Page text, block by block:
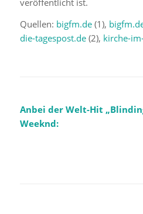
veröffentlicht ist.
Quellen: bigfm.de(1),
die-tagespost.de(2), kirche-
Anbei der Welt-Hit
Weeknd: